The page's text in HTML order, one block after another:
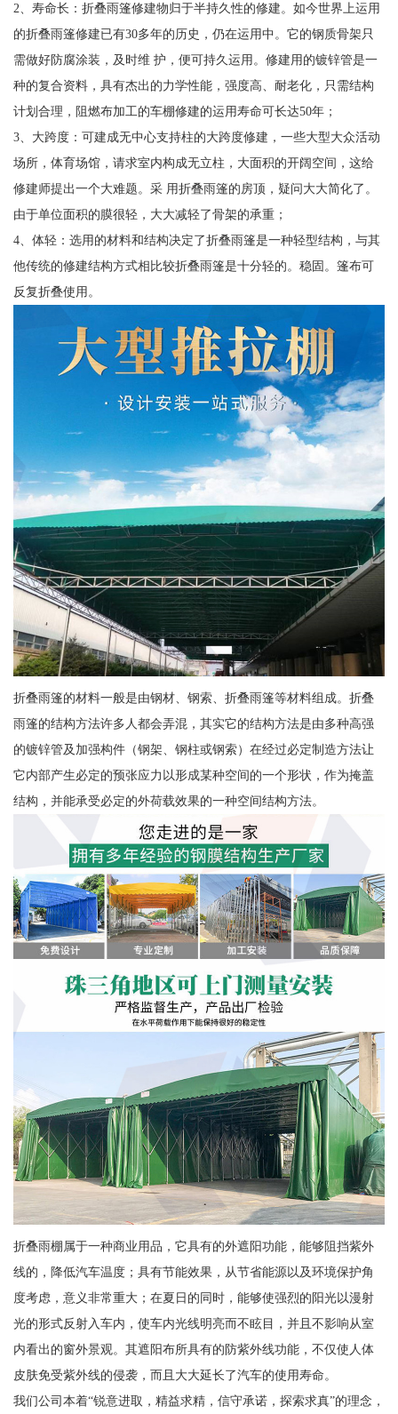
2、寿命长：折叠雨篷修建物归于半持久性的修建。如今世界上运用
的折叠雨篷修建已有30多年的历史，仍在运用中。它的钢质骨架只
需做好防腐涂装，及时维 护，便可持久运用。修建用的镀锌管是一
种的复合资料，具有杰出的力学性能，强度高、耐老化，只需结构
计划合理，阻燃布加工的车棚修建的运用寿命可长达50年；
3、大跨度：可建成无中心支持柱的大跨度修建，一些大型大众活动
场所，体育场馆，请求室内构成无立柱，大面积的开阔空间，这给
修建师提出一个大难题。采 用折叠雨篷的房顶，疑问大大简化了。
由于单位面积的膜很轻，大大减轻了骨架的承重；
4、体轻：选用的材料和结构决定了折叠雨篷是一种轻型结构，与其
他传统的修建结构方式相比较折叠雨篷是十分轻的。稳固。篷布可
反复折叠使用。
折叠雨篷的材料一般是由钢材、钢索、折叠雨篷等材料组成。折叠
雨篷的结构方法许多人都会弄混，其实它的结构方法是由多种高强
的镀锌管及加强构件（钢架、钢柱或钢索）在经过必定制造方法让
它内部产生必定的预张应力以形成某种空间的一个形状，作为掩盖
结构，并能承受必定的外荷载效果的一种空间结构方法。
折叠雨棚属于一种商业用品，它具有的外遮阳功能，能够阻挡紫外
线的，降低汽车温度；具有节能效果，从节省能源以及环境保护角
度考虑，意义非常重大；在夏日的同时，能够使强烈的阳光以漫射
光的形式反射入车内，使车内光线明亮而不眩目，并且不影响从室
内看出的窗外景观。其遮阳布所具有的防紫外线功能，不仅使人体
皮肤免受紫外线的侵袭，而且大大延长了汽车的使用寿命。
我们公司本着“锐意进取，精益求精，信守承诺，探索求真”的理念，